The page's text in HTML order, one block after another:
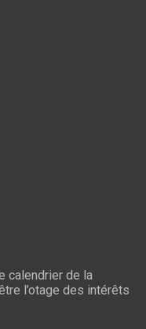
calendrier de la
l’otage des intérêts